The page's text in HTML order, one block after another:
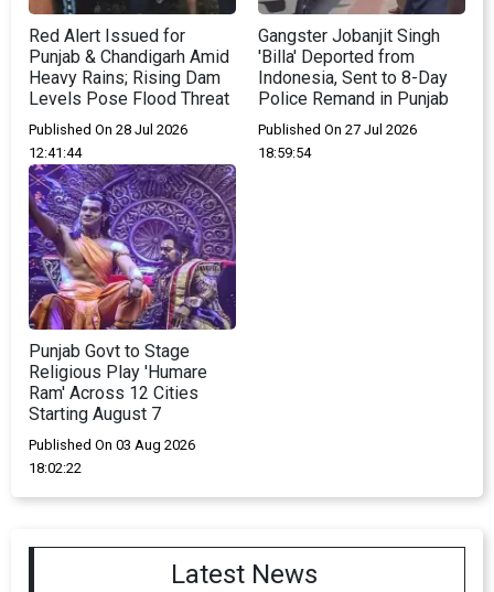
Red Alert Issued for
Punjab & Chandigarh Amid
Heavy Rains; Rising Dam
Levels Pose Flood Threat
Published On 28 Jul 2026
12:41:44
Gangster Jobanjit Singh
'Billa' Deported from
Indonesia, Sent to 8-Day
Police Remand in Punjab
Published On 27 Jul 2026
18:59:54
Punjab Govt to Stage
Religious Play 'Humare
Ram' Across 12 Cities
Starting August 7
Published On 03 Aug 2026
18:02:22
Latest News